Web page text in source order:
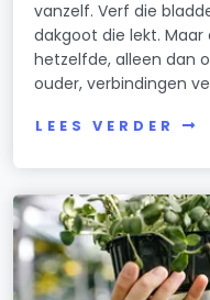
vanzelf. Verf die
dakgoot die lekt.
hetzelfde, alleen dan
ouder, verbindingen
LEES VERDER